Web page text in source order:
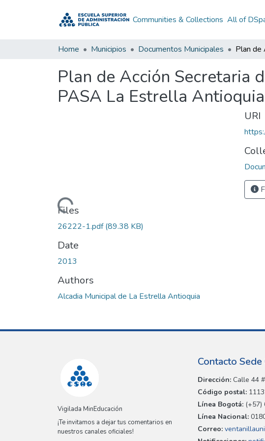
Communities & Collections All of
Home Municipios Documentos Municipales
Plan de Acción Secretaria
PASA La Estrella
Loading...
Files
26222-1.pdf(89.38 KB)
Date
2013
Authors
Alcadia Municipal de La Estrella Antioquia
URI
Vigilada MinEducación
¡Te invitamos a dejar tus comentarios en
nuestros canales oficiales!
Contacto
Dirección: Calle 44
Código postal:
Línea Bogotá: (+57)
Línea Nacional:
Correo: